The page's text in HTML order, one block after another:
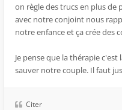
on règle des trucs en plus de
avec notre conjoint nous
notre enfance et ça crée des
Je pense que la thérapie
sauver notre couple. Il faut
Citer